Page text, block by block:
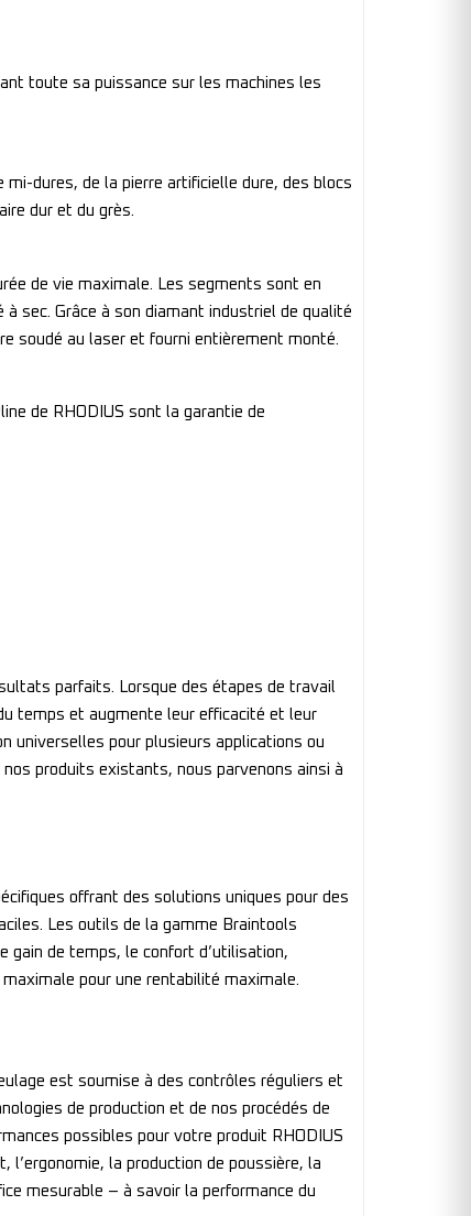
toute sa puissance sur les machines les
dures, de la pierre artificielle dure, des blocs
dur et du grès.
de vie maximale. Les segments sont en
sec. Grâce à son diamant industriel de qualité
soudé au laser et fourni entièrement monté.
de RHODIUS sont la garantie de
parfaits. Lorsque des étapes de travail
temps et augmente leur efficacité et leur
universelles pour plusieurs applications ou
produits existants, nous parvenons ainsi à
offrant des solutions uniques pour des
Les outils de la gamme Braintools
gain de temps, le confort d’utilisation,
pour une rentabilité maximale.
est soumise à des contrôles réguliers et
de production et de nos procédés de
possibles pour votre produit RHODIUS
la production de poussière, la
mesurable – à savoir la performance du